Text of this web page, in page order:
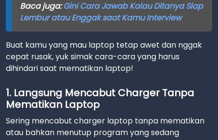
Baca juga:Gini Cara Jawab Kalau Ditanya Siap
Lembur atau Enggak saat Kamu Interview
Buat kamu yang mau laptop tetap awet dan nggak
cepat rusak, yuk simak cara-cara yang harus
dihindari saat mematikan laptop!
1. Langsung Mencabut Charger Tanpa
Mematikan Laptop
Sering mencabut charger laptop tanpa mematikan
atau bahkan menutup program yang sedang